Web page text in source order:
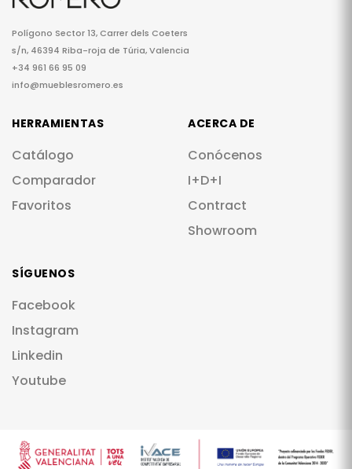
Polígono Sector 13, Carrer dels Coeters
s/n, 46394 Riba-roja de Túria, Valencia
+34 961 66 95 09
info@mueblesromero.es
HERRAMIENTAS
Catálogo
Comparador
Favoritos
ACERCA DE
Conócenos
I+D+I
Contract
Showroom
SÍGUENOS
Facebook
Instagram
Linkedin
Youtube